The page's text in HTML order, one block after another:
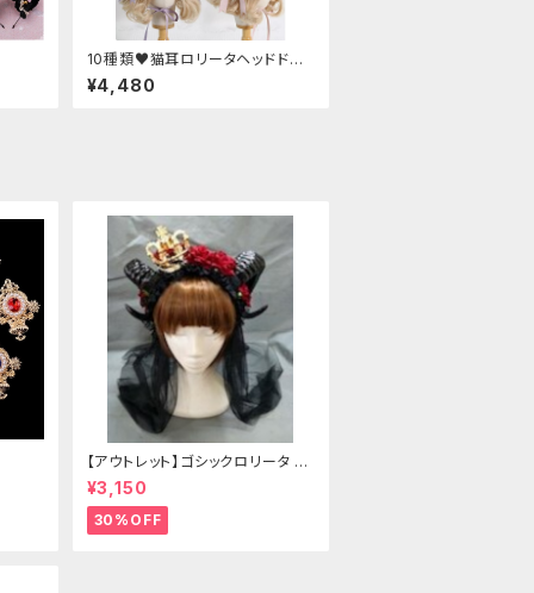
10種類♥猫耳ロリータヘッドドレ
ス
¥4,480
【アウトレット】ゴシックロリータ ゴ
ールドクラウン＆ホーン(ヴェール
付き)
¥3,150
30%OFF